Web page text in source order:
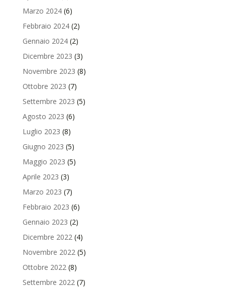
Marzo 2024(6)
Febbraio 2024(2)
Gennaio 2024(2)
Dicembre 2023 (3)
Novembre 2023 (8)
Ottobre 2023 (7)
Settembre 2023 (5)
Agosto 2023 (6)
Luglio 2023 (8)
Giugno 2023 (5)
Maggio 2023 (5)
Aprile 2023 (3)
Marzo 2023 (7)
Febbraio 2023 (6)
Gennaio 2023 (2)
Dicembre 2022(4)
Novembre 2022(5)
Ottobre 2022(8)
Settembre 2022(7)